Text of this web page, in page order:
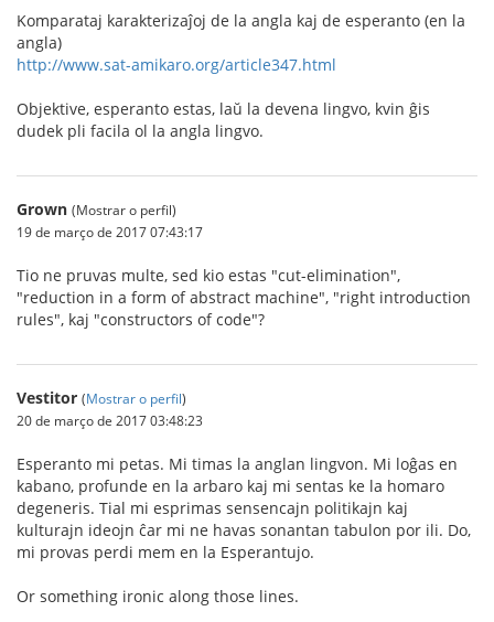
Komparataj karakterizaĵoj de la angla kaj de esperanto (en la
angla)
http://www.sat-amikaro.org/article347.html
Objektive, esperanto estas, laŭ la devena lingvo, kvin ĝis
dudek pli facila ol la angla lingvo.
Grown (Mostrar o perfil)
19 de março de 2017 07:43:17
Tio ne pruvas multe, sed kio estas "cut-elimination",
"reduction in a form of abstract machine", "right introduction
rules", kaj "constructors of code"?
Vestitor (Mostrar o perfil)
20 de março de 2017 03:48:23
Esperanto mi petas. Mi timas la anglan lingvon. Mi loĝas en
kabano, profunde en la arbaro kaj mi sentas ke la homaro
degeneris. Tial mi esprimas sensencajn politikajn kaj
kulturajn ideojn ĉar mi ne havas sonantan tabulon por ili. Do,
mi provas perdi mem en la Esperantujo.
Or something ironic along those lines.